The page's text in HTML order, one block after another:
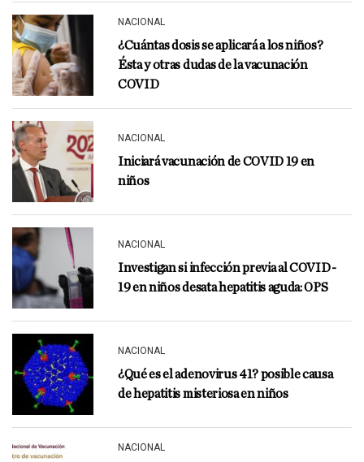
NACIONAL
¿Cuántas dosis se aplicará a los niños?
Ésta y otras dudas de la vacunación
COVID
NACIONAL
Iniciará vacunación de COVID 19 en
niños
NACIONAL
Investigan si infección previa al COVID-
19 en niños desata hepatitis aguda: OPS
NACIONAL
¿Qué es el adenovirus 41? posible causa
de hepatitis misteriosa en niños
NACIONAL